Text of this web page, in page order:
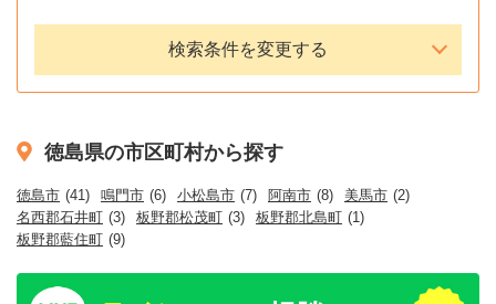
検索条件を変更する
徳島県の市区町村から探す
徳島市 (41) 鳴門市 (6) 小松島市 (7) 阿南市 (8) 美馬市 (2)
名西郡石井町 (3) 板野郡松茂町 (3) 板野郡北島町 (1)
板野郡藍住町 (9)